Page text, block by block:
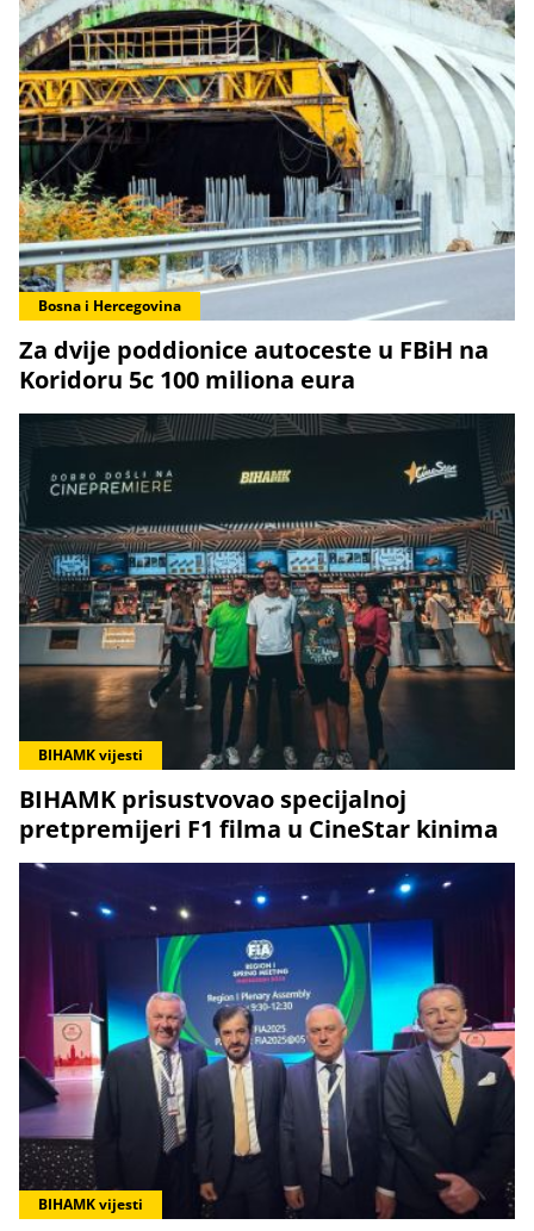
Bosna i Hercegovina
Za dvije poddionice autoceste u FBiH na
Koridoru 5c 100 miliona eura
BIHAMK vijesti
BIHAMK prisustvovao specijalnoj
pretpremijeri F1 filma u CineStar kinima
BIHAMK vijesti